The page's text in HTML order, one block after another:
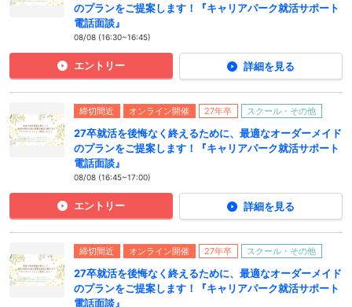
のプランをご提案します！『キャリアパーク就活サポート
電話面談』
08/08 (16:30~16:45)
エントリー 詳細を見る
締切間近 オンライン開催 27年卒 スクール・その他
27卒就活を後悔なく終えるために、最適なオーダーメイド
のプランをご提案します！『キャリアパーク就活サポート
電話面談』
08/08 (16:45~17:00)
エントリー 詳細を見る
締切間近 オンライン開催 27年卒 スクール・その他
27卒就活を後悔なく終えるために、最適なオーダーメイド
のプランをご提案します！『キャリアパーク就活サポート
電話面談』